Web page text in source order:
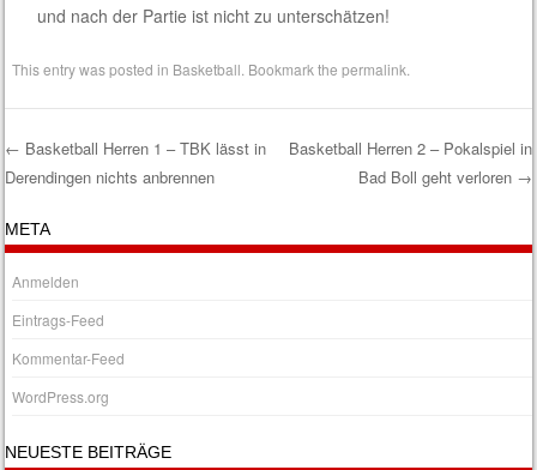
und nach der Partie ist nicht zu unterschätzen!
This entry was posted in Basketball . Bookmark thepermalink
Post navigation
← Basketball Herren 1 – TBK lässt in
Derendingen nichts anbrennen
Basketball Herren 2 – Pokalspiel in
Bad Boll geht verloren →
META
Anmelden
Eintrags-Feed
Kommentar-Feed
WordPress.org
NEUESTE BEITRÄGE